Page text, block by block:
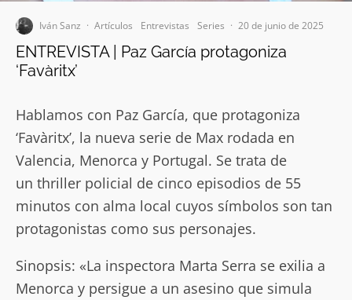
Iván Sanz · Artículos Entrevistas Series · 20 de junio de 2025
ENTREVISTA | Paz García protagoniza
‘Favàritx’
Hablamos con Paz García, que protagoniza
‘Favàritx’, la nueva serie de Max rodada en
Valencia, Menorca y Portugal. Se trata de
un thriller policial de cinco episodios de 55
minutos con alma local cuyos símbolos son tan
protagonistas como sus personajes.
Sinopsis: «La inspectora Marta Serra se exilia a
Menorca y persigue a un asesino que simula